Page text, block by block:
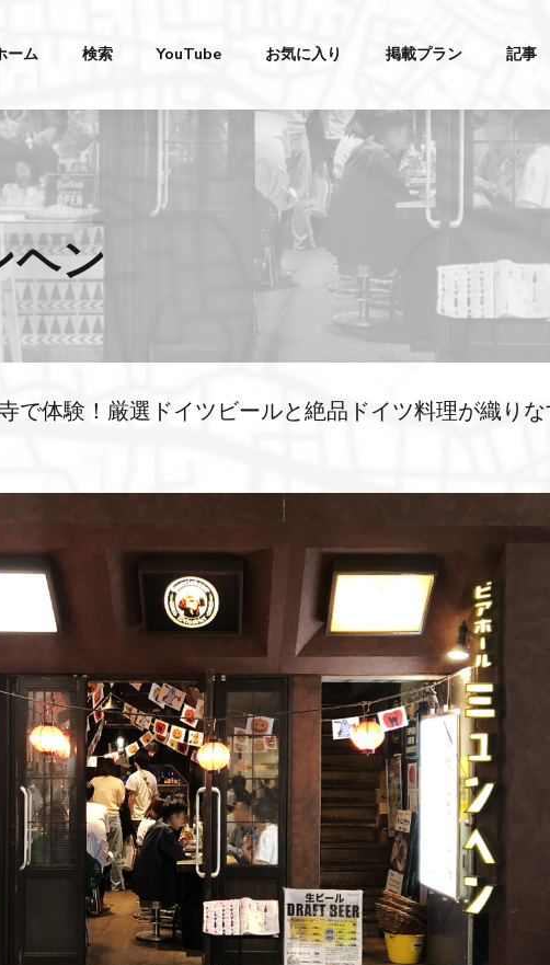
ーム 検索 YouTube お気に入り 掲載プラン 記事
ヘン
で体験！厳選ドイツビールと絶品ドイツ料理が織り